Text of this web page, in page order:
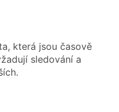
která jsou časově
sledování a